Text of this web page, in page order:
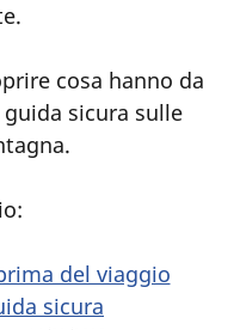
cosa hanno da
sicura sulle
del viaggio
sicura